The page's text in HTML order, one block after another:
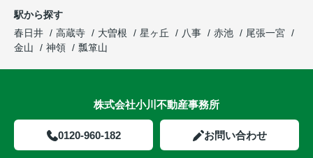
駅から探す
春日井
高蔵寺 大曽根 星ヶ丘 八事 赤池
尾張一宮
金山
神領 瓢箪山
株式会社小川不動産事務所
0120-960-182 お問い合わせ